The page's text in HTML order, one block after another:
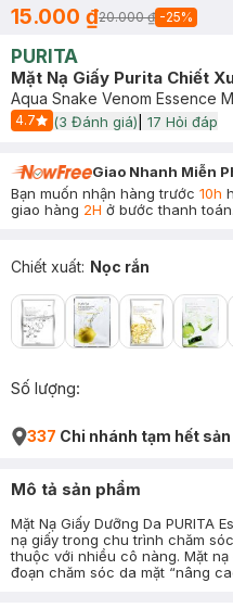
15.000 ₫20.000 ₫ -25%
PURITA
Mặt Nạ Giấy Purita Chiết
Aqua Snake Venom Essence
4.7
Start Icon
(3 Đánh giá) 17 Hỏi đáp
Giao Nhanh Miễn
Bạn muốn nhận hàng trước 10h
giao hàng 2H ở bước thanh toán.
Chiết xuất: Nọc rắn
Số lượng:
337 Chi nhánh tạm hết
Mô tả sản phẩm
Mặt Nạ Giấy Dưỡng Da PURITA
nạ giấy trong chu trình chăm
thuộc với nhiều cô nàng. Mặt
đoạn chăm sóc da mặt “nâng